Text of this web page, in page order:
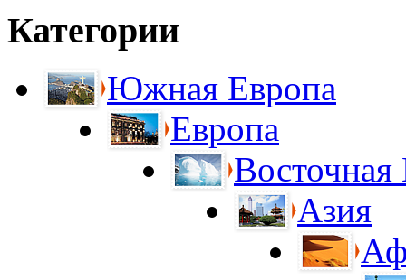
Категории
Южная Европа
Европа
Восточная
Азия